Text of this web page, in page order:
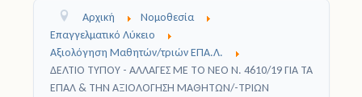
Σχολικές Μονάδες
Εκπαιδευτικοί
Αρχική
Νομοθεσία
Επαγγελματικό Λύκειο
Αξιολόγηση Μαθητών/τριών ΕΠΑ.Λ.
ΔΕΛΤΙΟ ΤΥΠΟΥ - ΑΛΛΑΓΕΣ ΜΕ ΤΟ ΝΕΟ Ν. 4610/19 ΓΙΑ ΤΑ
ΕΠΑΛ & ΤΗΝ ΑΞΙΟΛΟΓΗΣΗ ΜΑΘΗΤΩΝ/-ΤΡΙΩΝ